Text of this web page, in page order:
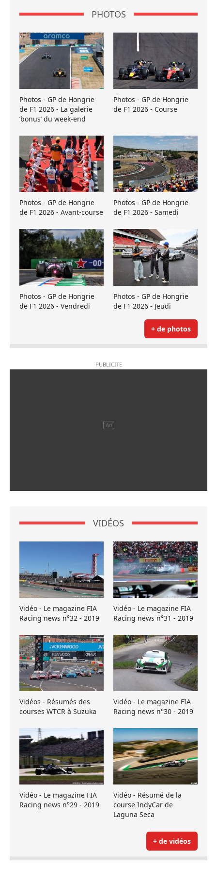
PHOTOS
Photos - GP de Hongrie
de F1 2026 - La galerie
’bonus’ du week-end
Photos - GP de Hongrie
de F1 2026 - Course
Photos - GP de Hongrie
de F1 2026 - Avant-course
Photos - GP de Hongrie
de F1 2026 - Samedi
Photos - GP de Hongrie
de F1 2026 - Vendredi
Photos - GP de Hongrie
de F1 2026 - Jeudi
+ de photos
VIDÉOS
Vidéo - Le magazine FIA
Racing news n°32 - 2019
Vidéo - Le magazine FIA
Racing news n°31 - 2019
Vidéos - Résumés des
courses WTCR à Suzuka
Vidéo - Le magazine FIA
Racing news n°30 - 2019
Vidéo - Le magazine FIA
Racing news n°29 - 2019
Vidéo - Résumé de la
course IndyCar de
Laguna Seca
+ de vidéos